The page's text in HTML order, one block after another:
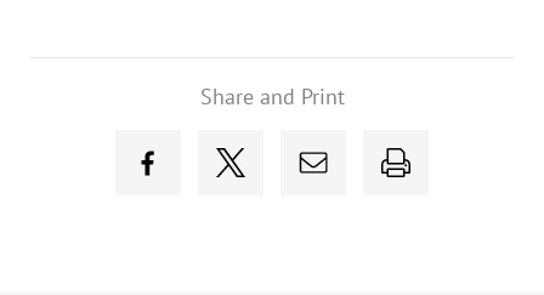
Share and Print